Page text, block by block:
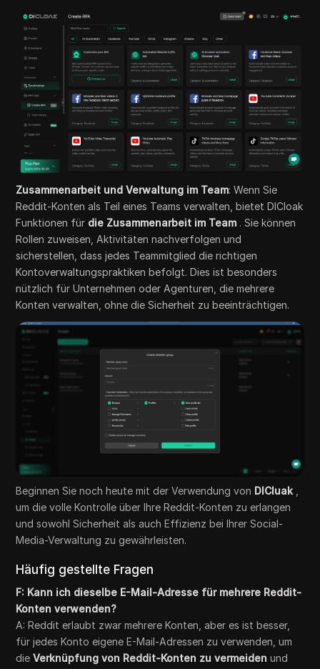
Zusammenarbeit und Verwaltung im Team: Wenn Sie
Reddit-Konten als Teil eines Teams verwalten, bietet DICloak
Funktionen für die Zusammenarbeit im Team . Sie können
Rollen zuweisen, Aktivitäten nachverfolgen und
sicherstellen, dass jedes Teammitglied die richtigen
Kontoverwaltungspraktiken befolgt. Dies ist besonders
nützlich für Unternehmen oder Agenturen, die mehrere
Konten verwalten, ohne die Sicherheit zu beeinträchtigen.
Beginnen Sie noch heute mit der Verwendung von DICluak
um die volle Kontrolle über Ihre Reddit-Konten zu erlangen
und sowohl Sicherheit als auch Effizienz bei Ihrer Social-
Media-Verwaltung zu gewährleisten.
Häufig gestellte Fragen
F: Kann ich dieselbe E-Mail-Adresse für mehrere Reddit-
Konten verwenden?
A: Reddit erlaubt zwar mehrere Konten, aber es ist besser,
für jedes Konto eigene E-Mail-Adressen zu verwenden, um
dieVerknüpfung von Reddit-Konten zu vermeiden und